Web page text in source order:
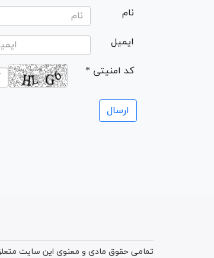
نام
ایمیل
* کد امنیتی
تمامی حقوق مادی و معنوی این سایت متعلق